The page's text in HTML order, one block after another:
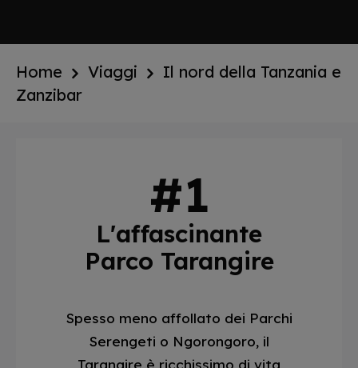
Home Viaggi
Il nord della Tanzania e
Zanzibar
L'affascinante
Parco Tarangire
Spesso meno affollato dei Parchi
Serengeti o Ngorongoro, il
Tarangire è ricchissimo di vita